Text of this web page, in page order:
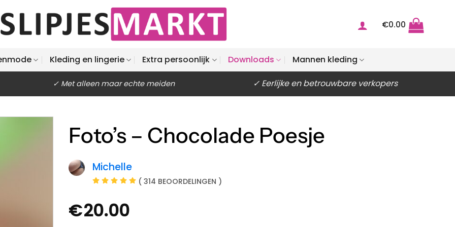
€0.00
Kleding en lingerie Extra persoonlijk Downloads Mannen kleding
✓ Met alleen maar echte meiden ✓ Eerlijke en betrouwbare verkopers
Foto’s – Chocolade Poesje
Michelle
( 314 BEOORDELINGEN )
€20.00